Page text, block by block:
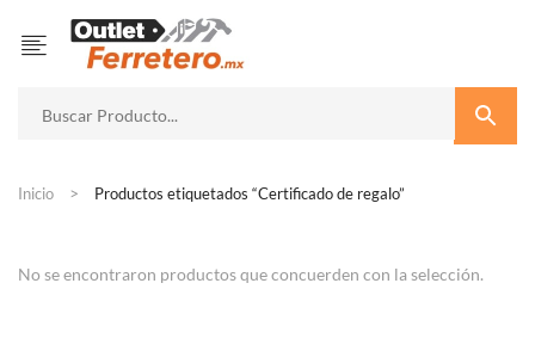
Inicio Productos etiquetados “Certificado de regalo”
No se encontraron productos que concuerden con la selección.